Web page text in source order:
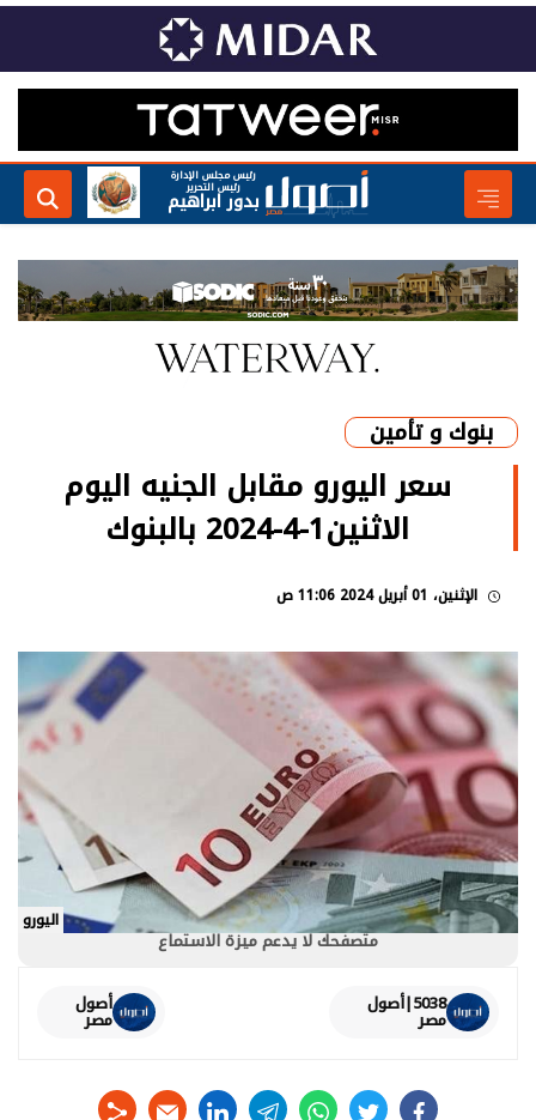
رئيس مجلس الإدارة
رئيس التحرير
بدور ابراهيم
بنوك و تأمين
سعر اليورو مقابل الجنيه اليوم
الاثنين1-4-2024 بالبنوك
الإثنين، 01 أبريل 2024 11:06 ص
اليورو
متصفحك لا يدعم ميزة الاستماع
5038|أصول
مصر
أصول
مصر
facebook
twitter
whats
telegram
linkedin